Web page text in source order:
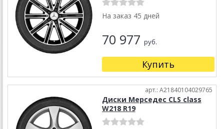
На заказ 45 дней
70 977 руб.
Купить
арт.: A21840104029765
Диски Мерседес CLS class
W218 R19